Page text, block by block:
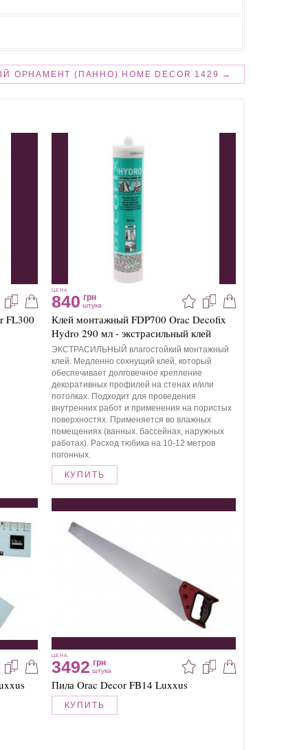
ОРНАМЕНТ (ПАННО) HOME DECOR 1429 →
FL300
ЦЕНА
840 грн
штука
Клей монтажный FDP700 Orac Decofix
Hydro 290 мл - экстрасильный клей
ЭКСТРАСИЛЬНЫЙ влагостойкий монтажный
клей. Медленно сохнущий клей, который
обеспечивает долговечное крепление
декоративных профилей на стенах и/или
потолках. Подходит для проведения
внутренних работ и применения на пористых
поверхностях. Применяется во влажных
помещениях (ванных. бассейнах, наружных
работах). Расход тюбика на 10-12 метров
погонных.
КУПИТЬ
ЦЕНА
3492 грн
штука
Пила Orac Decor FB14 Luxxus
КУПИТЬ